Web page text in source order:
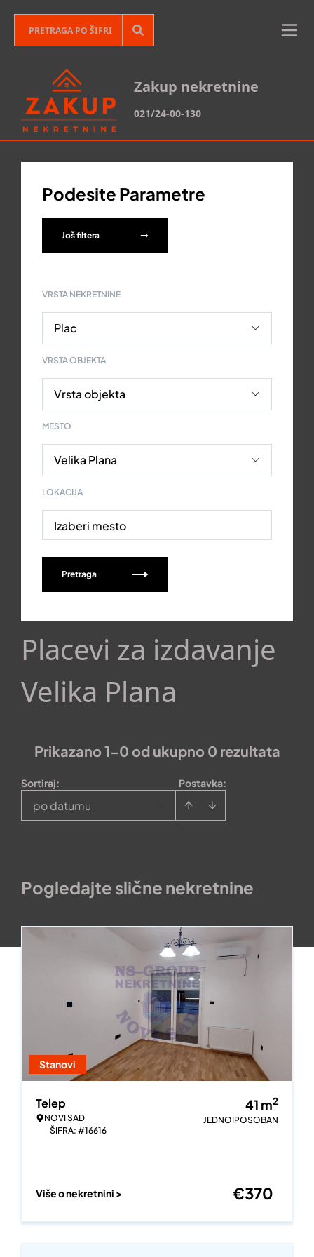
Zakup nekretnine
021/24-00-130
Podesite Parametre
Još filtera
VRSTA NEKRETNINE
VRSTA OBJEKTA
MESTO
LOKACIJA
Izaberi mesto
Pretraga
Placevi za izdavanje
Velika Plana
Prikazano 1-0 od ukupno 0 rezultata
Postavka:
Sortiraj:
po datumu
Pogledajte slične nekretnine
Stanovi
Telep
NOVI SAD
ŠIFRA: #16616
41 m2
JEDNOIPOSOBAN
Više o nekretnini > €370